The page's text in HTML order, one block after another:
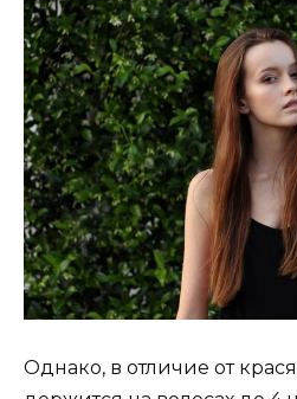
Однако, в отличие от